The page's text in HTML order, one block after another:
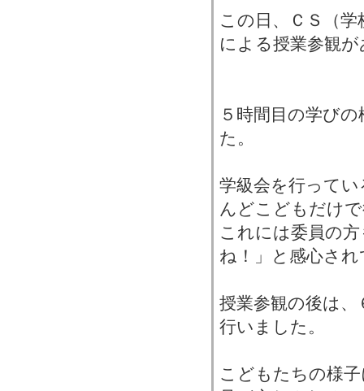
この日、ＣＳ（
による授業参観
５時間目の学び
た。
学級会を行って
んどこどもだけ
これには委員の
ね！」と感心さ
授業参観の後は、
行いました。
こどもたちの様